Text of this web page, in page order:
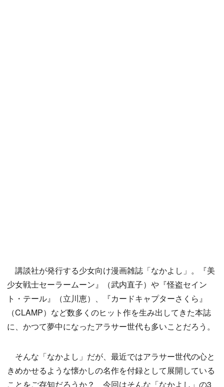
講談社が発行する少女向け漫画雑誌「なかよし」。『美
少女戦士セーラームーン』（武内直子）や『怪盗セイン
ト・テール』（立川恵）、『カードキャプターさくら』
（CLAMP）など数多くのヒット作を生み出してきた本誌
に、かつて夢中になったアラサー世代も多いことだろう。
そんな「なかよし」だが、最近ではアラサー世代の心と
きめかせるような懐かしの名作を付録として展開している
ことをご存知だろうか？ 今回はそんな「なかよし」の3